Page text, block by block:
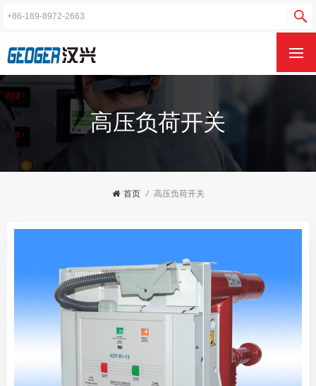
高压负荷开关
首页 / 高压负荷开关